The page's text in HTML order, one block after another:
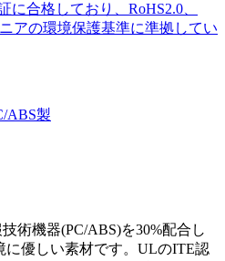
合格しており、RoHS2.0、
アの環境保護基準に準拠してい
ABS製
術機器(PC/ABS)を30%配合し
に優しい素材です。ULのITE認